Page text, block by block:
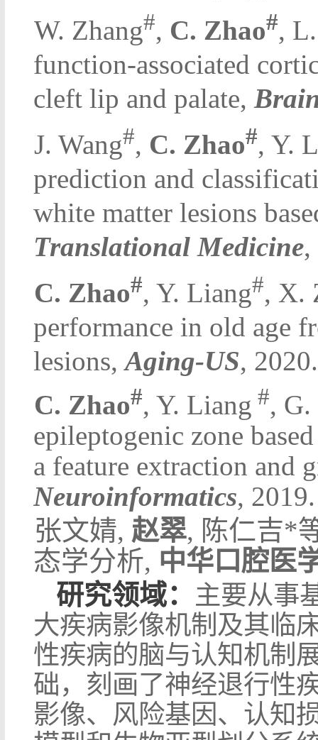
W. Zhang#, C. Zhao#,
function-associated
cleft lip and palate,
J. Wang#, C. Zhao#, Y.
prediction and
white matter lesions
Translational Medicine,
C. Zhao#, Y. Liang#, X.
performance in old age
lesions, Aging-US, 2020.
C. Zhao#, Y. Liang #,
epileptogenic zone
a feature extraction and
Neuroinformatics, 2019.
张文婧, 赵翠, 陈仁吉*
态学分析, 中华口腔医
研究领域： 主要从事
大疾病影像机制及其临
性疾病的脑与认知机制
础，刻画了神经退行性
影像、风险基因、认知